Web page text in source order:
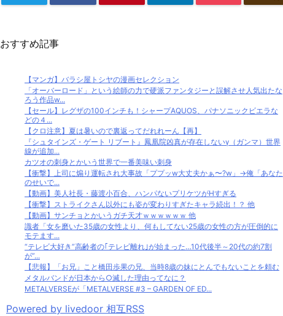
おすすめ記事
【マンガ】バラシ屋トシヤの漫画セレクション
「オーバーロード」という絵師の力で硬派ファンタジーと誤解させ人気出たな
ろう作品w...
【セール】レグザの100インチも！シャープAQUOS、パナソニックビエラな
どの４...
【クロ注意】夏は暑いので裏返ってだれれーん【再】
『シュタインズ・ゲート リブート』鳳凰院凶真が存在しないγ（ガンマ）世界
線が追加...
カツオの刺身とかいう世界で一番美味い刺身
【衝撃】上司に煽り運転され大事故「ププッw大丈夫かぁ〜?w」→俺「あなた
のせいで...
【動画】美人社長・藤渡小百合、ハンパないプリケツがHすぎる
【衝撃】ストライクさん以外にも姿が変わりすぎたキャラ続出！？ 他
【動画】サンチョとかいうガチ天才ｗｗｗｗｗｗ 他
識者「女を磨いた35歳の女性より、何もしてない25歳の女性の方が圧倒的に
モテます...
“テレビ大好き”高齢者の｢テレビ離れ｣が始まった…10代後半～20代の約7割
が”...
【悲報】「お兄」こと橋田歩果の兄、当時8歳の妹にとんでもないことを頼む
メタルバンドが日本から○滅した理由ってなに？
METALVERSEが「METALVERSE #3 – GARDEN OF ED...
Powered by livedoor 相互RSS